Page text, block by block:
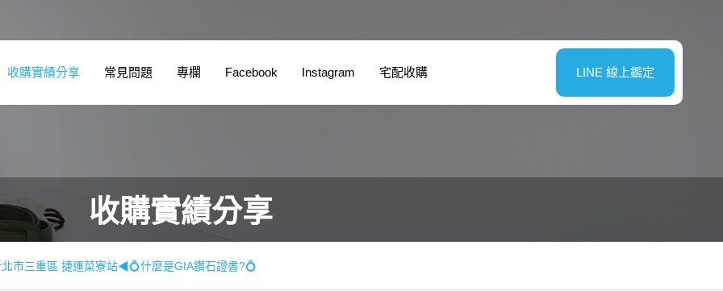
收購實績分享 常見問題 專欄 Facebook Instagram 宅配收購 LINE 線上鑑定
收購實績分享
市三重區 捷運菜寮站◀💍什麼是GIA鑽石證書?💍